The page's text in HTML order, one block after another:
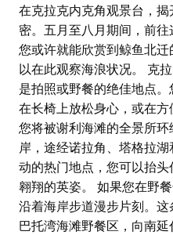
在克拉克内克角观景台，
密。五月至八月期间，前
您或许就能欣赏到鲸鱼北
以在此观察海浪状况。 克
是拍照或野餐的绝佳地点
在长椅上放松身心，或在方
您将被谢利海滩的全景所
岸，途经诺拉角、塔格拉
动的热门地点，您可以抬
翱翔的英姿。 如果您在野
沿着海岸步道漫步片刻。
巴托湾海滩野餐区，向南